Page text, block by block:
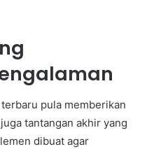
pula memberikan
tantangan akhir yang
dibuat agar